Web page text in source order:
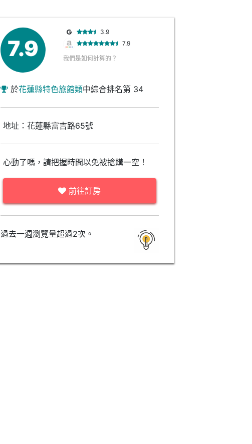
7.9
3.9
7.9
我們是如何計算的？
於花蓮縣特色旅館類中綜合排名第 34
地址：花蓮縣富吉路65號
心動了嗎，請把握時間以免被搶購一空！
前往訂房
過去一週瀏覽量超過2次。